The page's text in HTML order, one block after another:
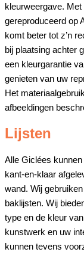
kleurweergave.
gereproduceerd op
komt beter tot z’n
bij plaatsing achter
een kleurgarantie
genieten van uw
Het
afbeeldingen
Lijsten
Alle Giclées
kant-en-klaar
wand. Wij
baklijsten. Wij
type en de kleur
kunstwerk en uw
kunnen tevens